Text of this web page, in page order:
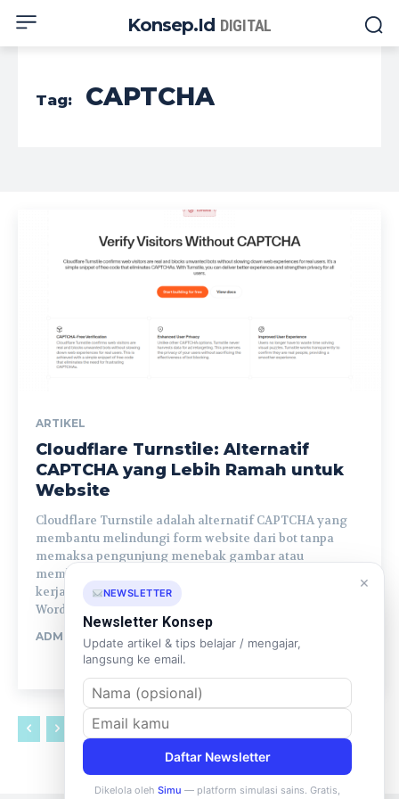
Konsep.id DIGITAL
Tag: CAPTCHA
ARTIKEL
Cloudflare Turnstile: Alternatif
CAPTCHA yang Lebih Ramah untuk
Website
Cloudflare Turnstile adalah alternatif CAPTCHA yang
membantu melindungi form website dari bot tanpa
memaksa pengunjung menebak gambar atau
membaca teks sulit. Artikel ini membahas manfaat, cara
kerja, mode widget, implementasi, dan catatan untuk
WordPress.
ADMIN
×
NEWSLETTER
Newsletter Konsep
Update artikel & tips belajar / mengajar,
langsung ke email.
Daftar Newsletter
Dikelola oleh Simu — platform simulasi sains. Gratis,